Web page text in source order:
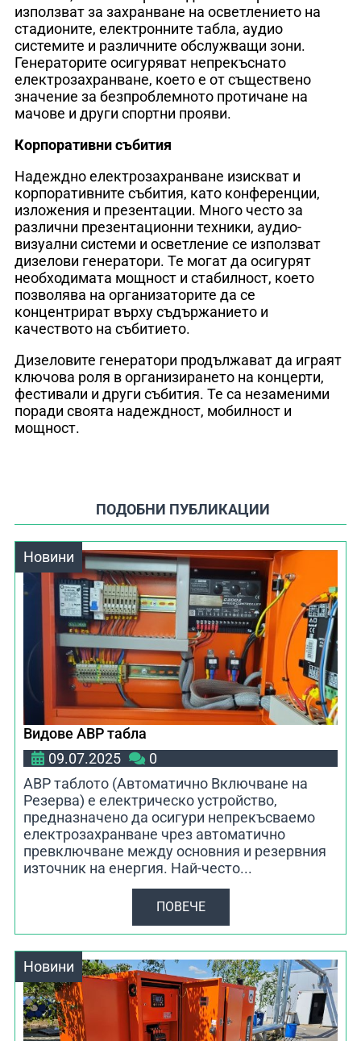
използват за захранване на осветлението на
стадионите, електронните табла, аудио
системите и различните обслужващи зони.
Генераторите осигуряват непрекъснато
електрозахранване, което е от съществено
значение за безпроблемното протичане на
мачове и други спортни прояви.
Корпоративни събития
Надеждно електрозахранване изискват и
корпоративните събития, като конференции,
изложения и презентации. Много често за
различни презентационни техники, аудио-
визуални системи и осветление се използват
дизелови генератори. Те могат да осигурят
необходимата мощност и стабилност, което
позволява на организаторите да се
концентрират върху съдържанието и
качеството на събитието.
Дизеловите генератори продължават да играят
ключова роля в организирането на концерти,
фестивали и други събития. Те са незаменими
поради своята надеждност, мобилност и
мощност.
ПОДОБНИ ПУБЛИКАЦИИ
Новини
Видове АВР табла
09.07.2025
0
АВР таблото (Автоматично Включване на
Резерва) е електрическо устройство,
предназначено да осигури непрекъсваемо
електрозахранване чрез автоматично
превключване между основния и резервния
източник на енергия. Най-често...
ПОВЕЧЕ
Новини